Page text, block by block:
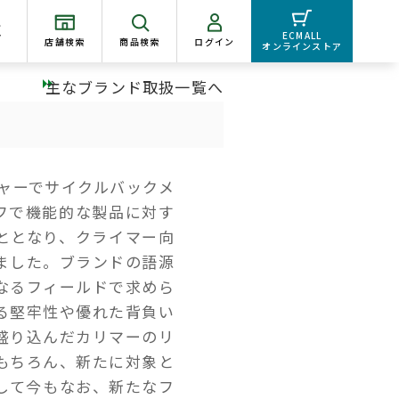
店舗検索 商品検索 ログイン
ECMALL
オンラインストア
主なブランド取扱一覧へ
ーでサイクルバックメ
で機能的な製品に対す
となり、クライマー向
した。ブランドの語源
フィールドで求めら
堅牢性や優れた背負い
込んだカリマーのリ
ちろん、新たに対象と
て今もなお、新たなフ